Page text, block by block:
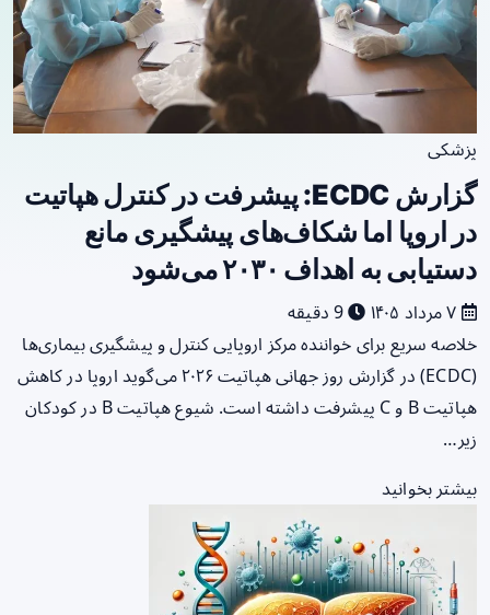
پزشکی
گزارش ECDC: پیشرفت در کنترل هپاتیت
در اروپا اما شکاف‌های پیشگیری مانع
دستیابی به اهداف ۲۰۳۰ می‌شود
9 دقیقه
خلاصه سریع برای خواننده مرکز اروپایی کنترل و پیشگیری بیماری‌ها
(ECDC) در گزارش روز جهانی هپاتیت ۲۰۲۶ می‌گوید اروپا در کاهش
هپاتیت B و C پیشرفت داشته است. شیوع هپاتیت B در کودکان
زیر…
بیشتر بخوانید